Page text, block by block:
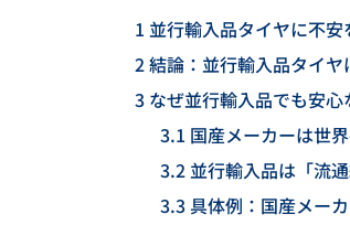
1 並行輸入品タイヤに不
2結論：並行輸入品タイ
3 なぜ並行輸入品でも安心
3.1 国産メーカーは世
3.2並行輸入品は「流通
3.3具体例：国産メー